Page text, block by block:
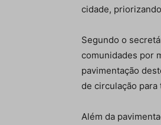
cidade,
Segundo o
comunidades por
pavimentação
de circulação para
Além da